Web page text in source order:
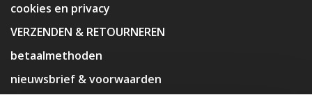
cookies en privacy
VERZENDEN & RETOURNEREN
betaalmethoden
nieuwsbrief & voorwaarden